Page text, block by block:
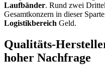
Laufbänder. Rund zwei
Gesamtkonzern in dieser
Logistikbereich Geld.
Qualitäts-
hoher Nachfrage